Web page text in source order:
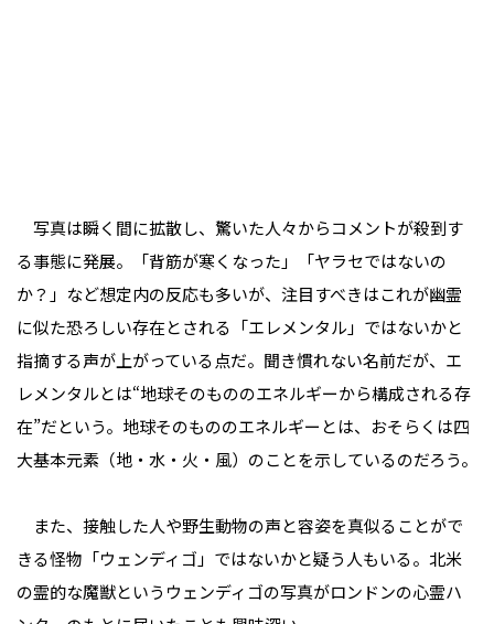
写真は瞬く間に拡散し、驚いた人々からコメントが殺到す
る事態に発展。「背筋が寒くなった」「ヤラセではないの
か？」など想定内の反応も多いが、注目すべきはこれが幽霊
に似た恐ろしい存在とされる「エレメンタル」ではないかと
指摘する声が上がっている点だ。聞き慣れない名前だが、エ
レメンタルとは“地球そのもののエネルギーから構成される存
在”だという。地球そのもののエネルギーとは、おそらくは四
大基本元素（地・水・火・風）のことを示しているのだろう。
また、接触した人や野生動物の声と容姿を真似ることがで
きる怪物「ウェンディゴ」ではないかと疑う人もいる。北米
の霊的な魔獣というウェンディゴの写真がロンドンの心霊ハ